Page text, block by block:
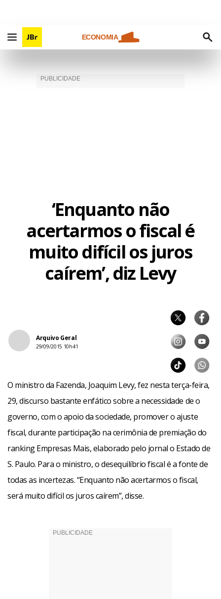
ECONOMIA
‘Enquanto não
acertarmos o fiscal é
muito difícil os juros
caírem’, diz Levy
Arquivo Geral
29/09/2015 10h41
O ministro da Fazenda, Joaquim Levy, fez nesta terça-feira,
29, discurso bastante enfático sobre a necessidade de o
governo, com o apoio da sociedade, promover o ajuste
fiscal, durante participação na cerimônia de premiação do
ranking Empresas Mais, elaborado pelo jornal o Estado de
S. Paulo. Para o ministro, o desequilíbrio fiscal é a fonte de
todas as incertezas. “Enquanto não acertarmos o fiscal,
será muito difícil os juros caírem”, disse.